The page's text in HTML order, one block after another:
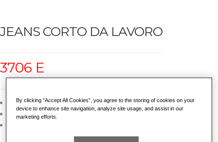
JEANS CORTO DA LAVORO
3706 E
Jeans multistagione 6 tasche
Tessuto elasticizzato 96% cotone - 4% lycra
By clicking “Accept All Cookies”, you agree to the storing of cookies on your
device to enhance site navigation, analyze site usage, and assist in our
marketing efforts.